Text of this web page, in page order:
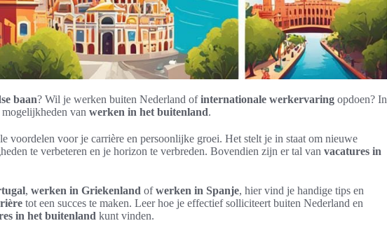
baan? Wil je werken buiten Nederland ofinternationale werkervaring opdoen? In
van werken in het buitenland.
voordelen voor je carrière en persoonlijke groei. Het stelt je in staat om nieuwe
te verbeteren en je horizon te verbreden. Bovendien zijn er tal van vacatures in
, werken in Griekenland ofwerken in Spanje, hier vind je handige tips en
tot een succes te maken. Leer hoe je effectief solliciteert buiten Nederland en
in het buitenland kunt vinden.